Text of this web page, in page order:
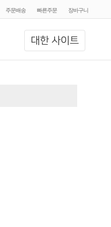
주문배송 빠른주문 장바구니
대한 사이트